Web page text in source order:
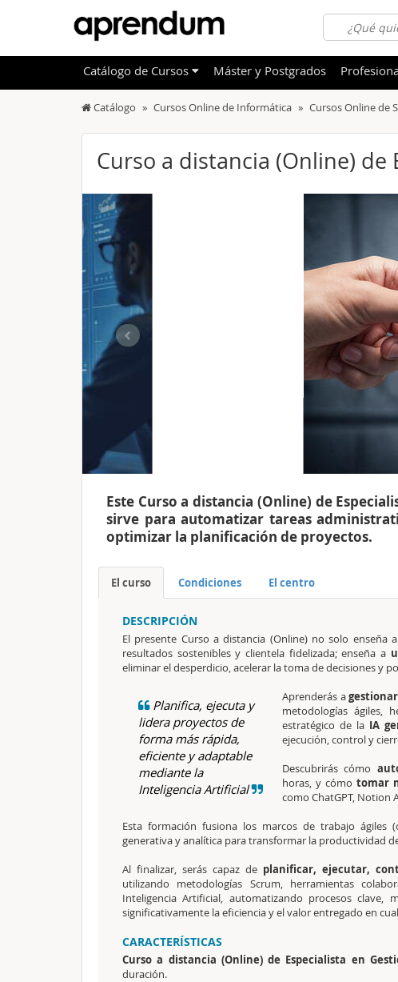
OFERTAS DESTACADAS
NOVEDADES DE NUESTRO CATÁLOGO
Informática
Idiomas
Educación
Otras
Catálogo Cursos Online de Informática Cursos Online de
Curso a distancia (Online)
Este Curso a distancia (Online) de
sirve para automatizar tareas
optimizar la planificación de proyectos.
El curso Condiciones El centro
DESCRIPCIÓN
El presente Curso a distancia (Online) no solo enseña a
resultados sostenibles y clientela fidelizada; enseña a
eliminar el desperdicio, acelerar la toma de decisiones y
Planifica, ejecuta y
lidera proyectos de
forma más rápida,
eficiente y adaptable
mediante la
Inteligencia Artificial
Aprenderás a
metodologías ágiles,
estratégico de la IA
ejecución, control y
Descubrirás cómo
horas, y cómotomar
como ChatGPT, Notion
Esta formación fusiona los marcos de trabajo ágiles
generativa y analítica para transformar la productividad
Al finalizar, serás capaz deplanificar, ejecutar,
utilizando metodologías Scrum, herramientas
Inteligencia Artificial, automatizando procesos
significativamente la eficiencia y el valor entregado en
CARACTERÍSTICAS
Curso a distancia (Online) de Especialista en
duración.
Catálogo de Cursos Máster y Postgrados